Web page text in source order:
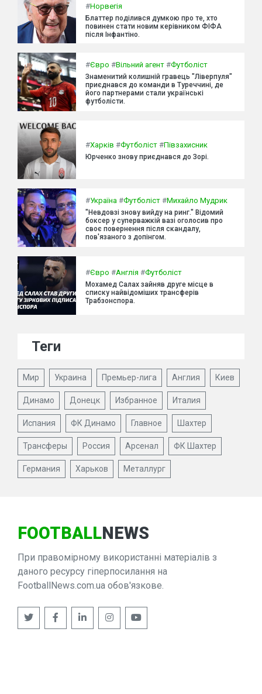
#Норвегія
Блаттер поділився думкою про те, хто
повинен стати новим керівником ФІФА
після Інфантіно.
#Євро #Вільний агент #Футболіст
Знаменитий колишній гравець "Ліверпуля"
приєднався до команди в Туреччині, де
його партнерами стали українські
футболісти.
#Харків #Футболіст #Півзахисник
Юрченко знову приєднався до Зорі.
#Україна #Футболіст #Михайло Мудрик
"Невдовзі знову вийду на ринг." Відомий
боксер у суперважкій вазі оголосив про
своє повернення після скандалу,
пов'язаного з допінгом.
#Євро #Англія #Футболіст
Мохамед Салах зайняв друге місце в
списку найвідоміших трансферів
Трабзонспора.
Теги
Мир Украина Премьер-лига Англия Киев
Динамо Донецк Избранное Италия
Испания ФК Динамо Главное Шахтер
Трансферы Россия Арсенал ФК Шахтер
Германия Харьков Металлург
FOOTBALLNEWS
При правомірному використанні матеріалів з
даного ресурсу гіперпосилання на
FootballNews.com.ua обов'язкове.